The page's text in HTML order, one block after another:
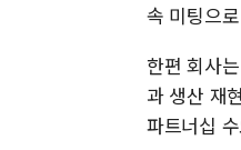
속 미팅으
한편 회사
과 생산 재
파트너십